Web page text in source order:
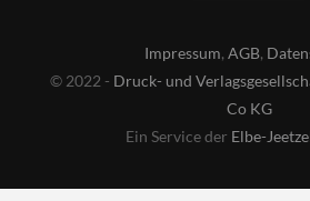
Impressum, AGB,
© 2022 - Druck- und
Co KG
Ein Service der Elbe-